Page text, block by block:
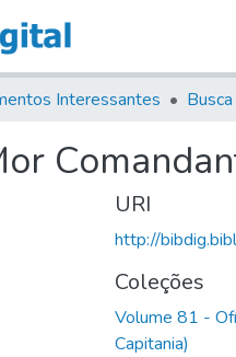
Interessantes
URI
http://
Coleções
Volume 81 -
Capitania)